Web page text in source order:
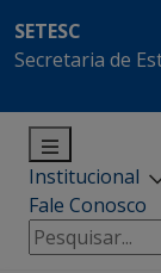
SETESC
Secretaria de
Institucional
Fale Conosco
Pesquisar
por: